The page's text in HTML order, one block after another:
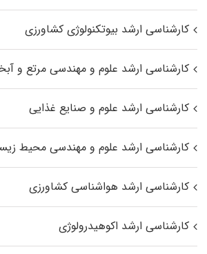
کارشناسی ارشد بیوتکنولوژی کشاورزی
کارشناسی ارشد علوم و مهندسی مرتع و
کارشناسی ارشد علوم و صنایع غذایی
کارشناسی ارشد علوم و مهندسی محیط
کارشناسی ارشد هواشناسی کشاورزی
کارشناسی ارشد اکوهیدرولوژی